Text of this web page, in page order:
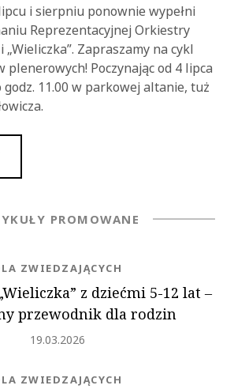
i sierpniu ponownie wypełni
Reprezentacyjnej Orkiestry
Zapraszamy na cykl
Poczynając od 4 lipca
11.00 w parkowej altanie, tuż
PROMOWANE
z dziećmi 5-12 lat ‒
przewodnik dla rodzin
ZWIEDZAJĄCYCH
Dodano
19.03.2026
ZWIEDZAJĄCYCH